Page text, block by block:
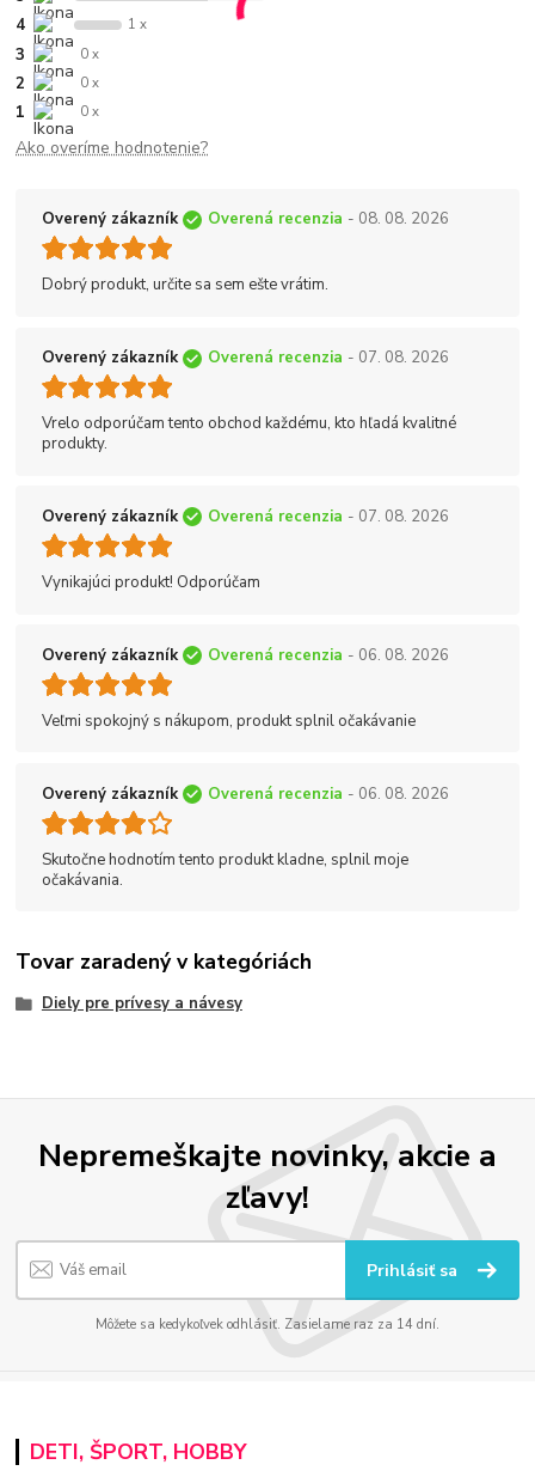
4 1 x
3 0 x
2 0 x
1 0 x
Ako overíme hodnotenie?
Overený zákazník Overená recenzia - 08. 08. 2026
Dobrý produkt, určite sa sem ešte vrátim.
Overený zákazník Overená recenzia - 07. 08. 2026
Vrelo odporúčam tento obchod každému, kto hľadá kvalitné
produkty.
Overený zákazník Overená recenzia - 07. 08. 2026
Vynikajúci produkt! Odporúčam
Overený zákazník Overená recenzia - 06. 08. 2026
Veľmi spokojný s nákupom, produkt splnil očakávanie
Overený zákazník Overená recenzia - 06. 08. 2026
Skutočne hodnotím tento produkt kladne, splnil moje
očakávania.
Tovar zaradený v kategóriách
Diely pre prívesy a návesy
Nepremeškajte novinky, akcie a
zľavy!
Prihlásiť sa
Môžete sa kedykoľvek odhlásiť. Zasielame raz za 14 dní.
DETI, ŠPORT, HOBBY